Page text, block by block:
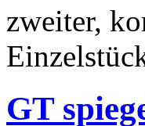
zweiter,
GT